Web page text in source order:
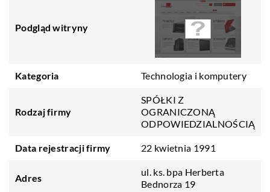
Podgląd witryny
Kategoria Technologia i komputery
Rodzaj firmy
SPÓŁKI Z
OGRANICZONĄ
ODPOWIEDZIALNOŚCIĄ
Data rejestracji firmy 22 kwietnia 1991
Adres
ul. ks. bpa Herberta
Bednorza 19